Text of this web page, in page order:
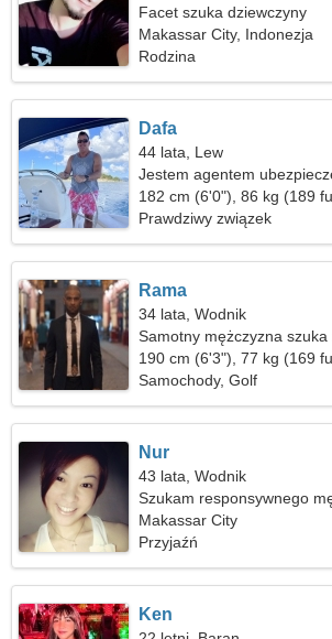
Facet szuka dziewczyny
Makassar City, Indonezja
Rodzina
Dafa
44 lata, Lew
Jestem agentem
idealnej kobiety
182 cm (6'0"), 86 kg (189
Prawdziwy związek
Rama
34 lata, Wodnik
Samotny mężczyzna szuka
190 cm (6'3"), 77 kg (169
Samochody, Golf
Nur
43 lata, Wodnik
Szukam responsywnego
Makassar City
Przyjaźń
Ken